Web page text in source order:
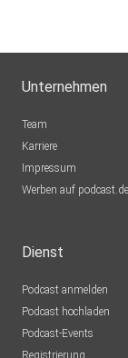
Unternehmen
Team
Karriere
Impressum
Werben auf podcast.de
Dienst
Podcast anmelden
Podcast hochladen
Podcast-Events
Registrierung